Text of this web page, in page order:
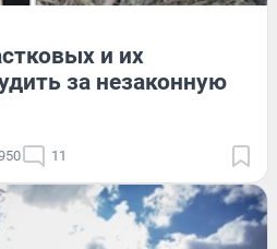
и их
за незаконную
11